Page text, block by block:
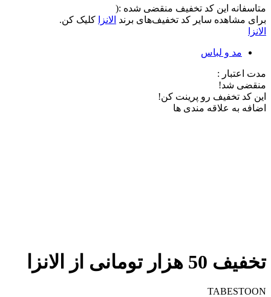
متاسفانه این کد تخفیف منقضی شده :(
برای مشاهده سایر کد تخفیف‌های برند الانزا
کلیک کن.
الانزا
مد و لباس
مدت اعتبار :
منقضی شد!
این کد تخفیف رو پرینت کن!
اضافه به علاقه مندی ها
تخفیف 50 هزار تومانی از الانزا
TABESTOON